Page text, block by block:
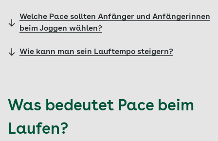
Welche Pace sollten Anfänger und Anfängerinnen
beim Joggen wählen?
Wie kann man sein Lauftempo steigern?
Was bedeutet Pace beim
Laufen?